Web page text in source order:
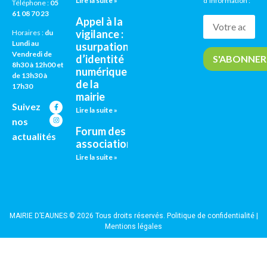
Téléphone : 05
61 08 70 23
Horaires : du
Lundi au
Vendredi de
8h30 à 12h00 et
de 13h30 à
17h30
Suivez
nos
actualités
Appel à la
vigilance :
usurpation
d’identité
numérique
de la
mairie
Lire la suite »
Forum des
associations
Lire la suite »
MAIRIE D’EAUNES © 2026 Tous droits réservés. Politique de confidentialité|
Mentions légales